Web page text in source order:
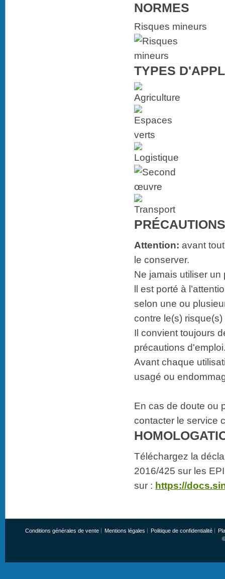
NORMES
Risques mineurs
TYPES
Attention: avant
le conserver.
Ne jamais utiliser
ll est porté à
selon une ou
contre le(s)
Il convient toujours
précautions
Avant chaque
usagé ou
En cas de doute ou
contacter le service
Téléchargez la
2016/425 sur les
sur : https://
Conditions générales de vente Mentions légales Politique de confidentialité